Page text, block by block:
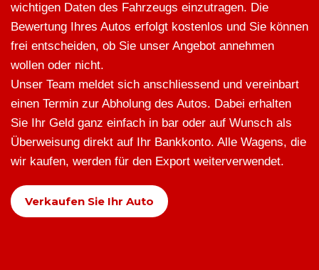
wichtigen Daten des Fahrzeugs einzutragen. Die
Bewertung Ihres Autos erfolgt kostenlos und Sie können
frei entscheiden, ob Sie unser Angebot annehmen
wollen oder nicht.
Unser Team meldet sich anschliessend und vereinbart
einen Termin zur Abholung des Autos. Dabei erhalten
Sie Ihr Geld ganz einfach in bar oder auf Wunsch als
Überweisung direkt auf Ihr Bankkonto. Alle Wagens, die
wir kaufen, werden für den Export weiterverwendet.
Verkaufen Sie Ihr Auto